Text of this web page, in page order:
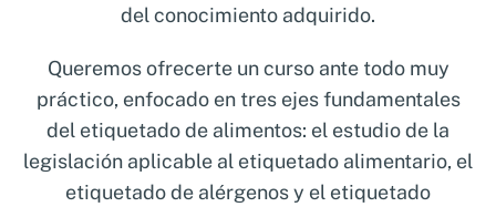
preparado para mejorar la calidad de la
lo que aumentará su confianza y garantizará
la seguridad alimentaria.
Fórmate con nuestro Curso en
Etiquetado Alimentario
del conocimiento adquirido.
Queremos ofrecerte un curso ante todo muy
práctico, enfocado en tres ejes fundamentales
del etiquetado de alimentos: el estudio de la
legislación aplicable al etiquetado alimentario, el
etiquetado de alérgenos y el etiquetado